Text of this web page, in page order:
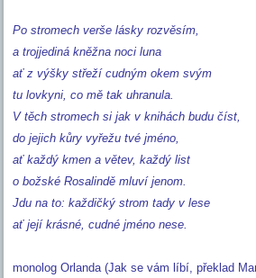
Po stromech verše lásky rozvěsím,
a trojjediná kněžna noci luna
ať z výšky střeží cudným okem svým
tu lovkyni, co mě tak uhranula.
V těch stromech si jak v knihách budu číst,
do jejich kůry vyřežu tvé jméno,
ať každý kmen a větev, každý list
o božské Rosalindě mluví jenom.
Jdu na to: každičký strom tady v lese
ať její krásné, cudné jméno nese.
monolog Orlanda (Jak se vám líbí, překlad